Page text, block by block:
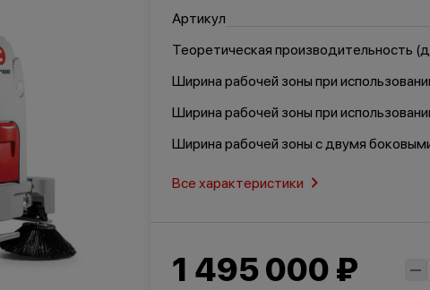
Артикул
Теоретическая производительность
Ширина рабочей зоны при
Ширина рабочей зоны при
Ширина рабочей зоны с двумя
Все характеристики
1 495 000 ₽
Логистика